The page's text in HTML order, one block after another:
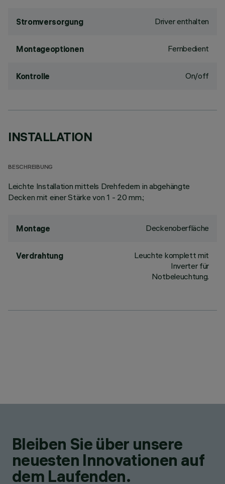
Stromversorgung Driver enthalten
Montageoptionen Fernbedient
Kontrolle On/off
INSTALLATION
BESCHREIBUNG
Leichte Installation mittels Drehfedern in abgehängte
Decken mit einer Stärke von 1 - 20 mm.;
Montage Deckenoberfläche
Verdrahtung
Leuchte komplett mit
Inverter für
Notbeleuchtung.
Bleiben Sie über unsere
neuesten Innovationen auf
dem Laufenden.